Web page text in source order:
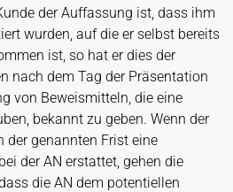
der Auffassung ist, dass ihm
wurden, auf die er selbst bereits
ist, so hat er dies der
nach dem Tag der Präsentation
von Beweismitteln, die eine
bekannt zu geben. Wenn der
der genannten Frist eine
der AN erstattet, gehen die
die AN dem potentiellen